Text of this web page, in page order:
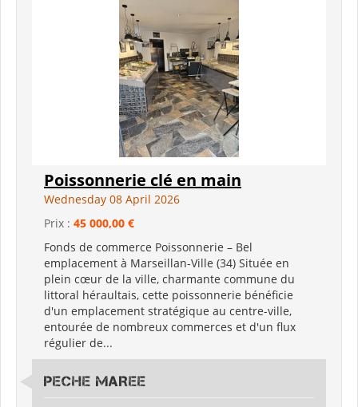
Poissonnerie clé en main
Wednesday 08 April 2026
Prix : 45 000,00 €
Fonds de commerce Poissonnerie – Bel
emplacement à Marseillan-Ville (34) Située en
plein cœur de la ville, charmante commune du
littoral héraultais, cette poissonnerie bénéficie
d'un emplacement stratégique au centre-ville,
entourée de nombreux commerces et d'un flux
régulier de...
PECHE MAREE